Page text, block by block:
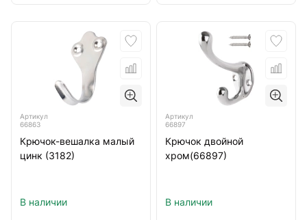
Артикул
66863
Крючок-вешалка малый
цинк (3182)
В наличии
Артикул
66897
Крючок двойной
хром(66897)
В наличии